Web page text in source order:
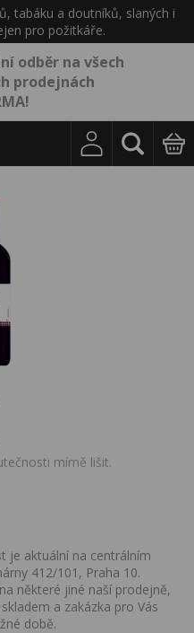
tabáku a doutníků, slaných i
pro požitkáře.
odběr na všech
prodejnách
mírně lišit.
je aktuální na centrálním
412/101, Praha 10.
některé jiné naší prodejně,
a zakázka pro Vás
době.